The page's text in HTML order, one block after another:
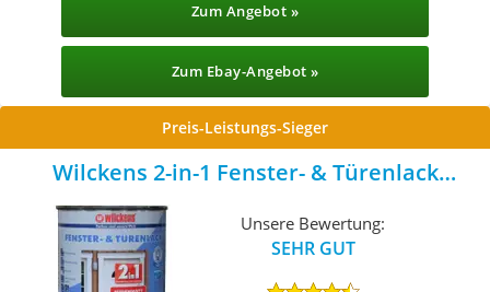
Zum Angebot »
Zum Ebay-Angebot »
Preis-Leistungs-Sieger
Wilckens 2-in-1 Fenster- & Türenlack
Unsere Bewertung:
SEHR GUT